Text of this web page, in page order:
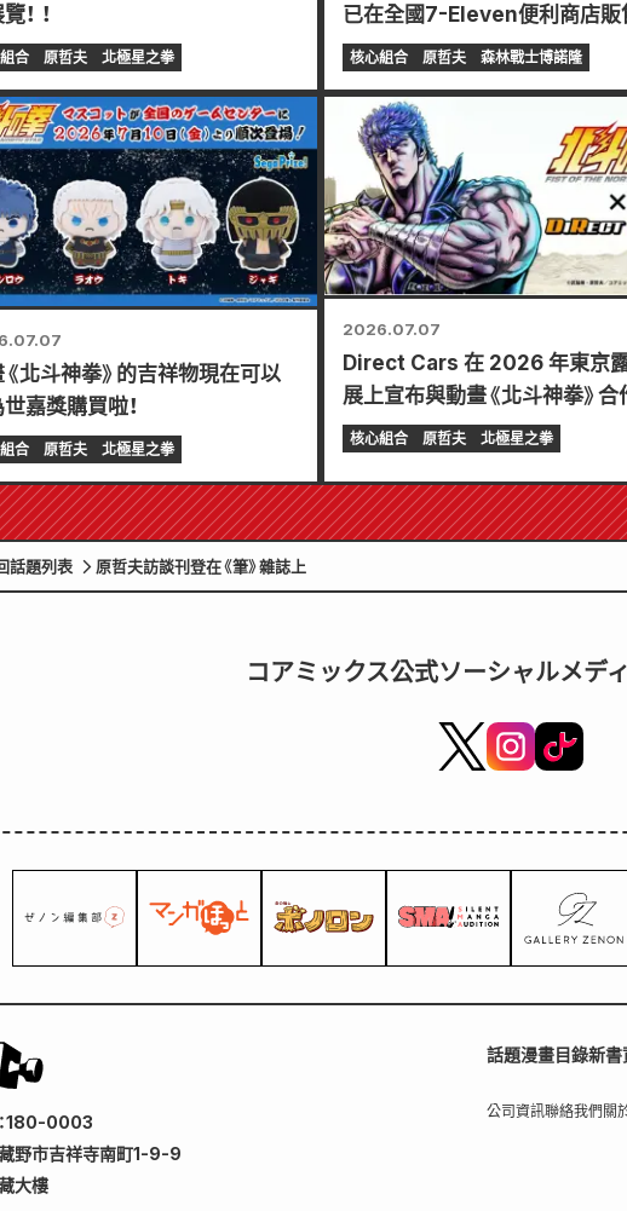
！ ！
合 原哲夫 北極星之拳
已在全國7-Eleven便利商店販
核心組合 原哲夫 森林戰士博諾隆
北斗神拳》的吉祥物現在可以
嘉獎購買啦！
合 原哲夫 北極星之拳
2026.07.07
Direct Cars 在 2026 年東京
展上宣布與動畫《北斗神拳》合
出限量版 7 款特別版車型。
核心組合 原哲夫 北極星之拳
話題列表 原哲夫訪談刊登在《筆》雜誌上
コアミックス公式ソーシャルメデ
180-0003
野市吉祥寺南町1-9-9
大樓
話題漫畫目錄新書
公司資訊聯絡我們關